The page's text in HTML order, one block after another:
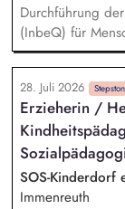
Durchführung
(InbeQ) für
Unterstützten
von
Lerninhalten
Arbeitsplätzen,
Auftraggebern
28. Juli 2026
Erzieherin /
SOS-Kinderdorf
Immenreuth